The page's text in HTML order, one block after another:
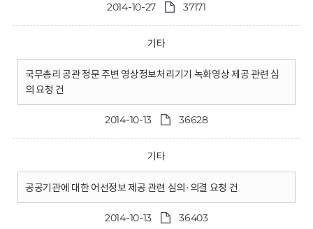
2014-10-27 37171
기타
국무총리 공관 정문 주변 영상정보처리기기 녹화영상 제공 관련 심
의 요청 건
2014-10-13 36628
기타
공공기관에 대한 어선정보 제공 관련 심의·의결 요청 건
2014-10-13 36403